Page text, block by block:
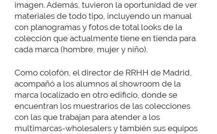
imagen. Además, tuvieron la oportunidad de ver
materiales de todo tipo, incluyendo un manual
con planogramas y fotos de total looks de la
colección que actualmente tiene en tienda para
cada marca (hombre, mujer y niño).
Como colofón, el director de RRHH de Madrid,
acompañó a los alumnos al showroom de la
marca localizado en otro edificio, donde se
encuentran los muestrarios de las colecciones
con las que trabajan para atender a los
multimarcas-wholesalers y también sus equipos